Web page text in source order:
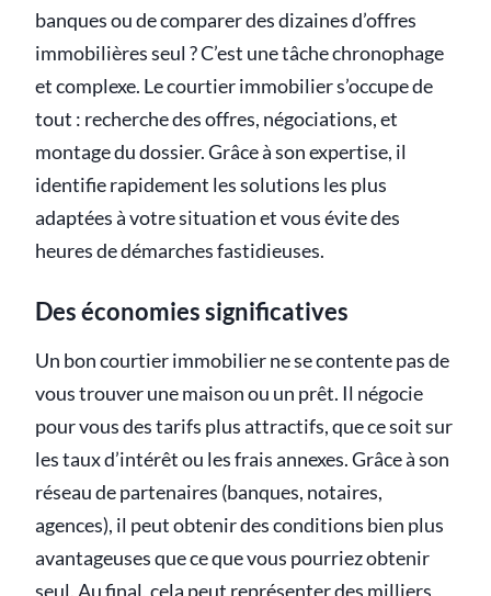
banques ou de comparer des dizaines d’offres
immobilières seul ? C’est une tâche chronophage
et complexe. Le courtier immobilier s’occupe de
tout : recherche des offres, négociations, et
montage du dossier. Grâce à son expertise, il
identifie rapidement les solutions les plus
adaptées à votre situation et vous évite des
heures de démarches fastidieuses.
Des économies significatives
Un bon courtier immobilier ne se contente pas de
vous trouver une maison ou un prêt. Il négocie
pour vous des tarifs plus attractifs, que ce soit sur
les taux d’intérêt ou les frais annexes. Grâce à son
réseau de partenaires (banques, notaires,
agences), il peut obtenir des conditions bien plus
avantageuses que ce que vous pourriez obtenir
seul. Au final, cela peut représenter des milliers